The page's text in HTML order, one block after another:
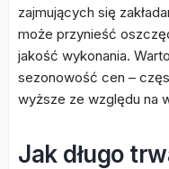
zajmujących się
może przynieść
jakość wykonania.
sezonowość cen –
wyższe ze względu na
Jak długo